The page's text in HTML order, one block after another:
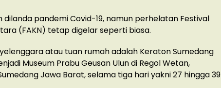
dilanda pandemi Covid-19, namun perhelatan Festival
(FAKN) tetap digelar seperti biasa.
atau tuan rumah adalah Keraton Sumedang
Museum Prabu Geusan Ulun di Regol Wetan,
Jawa Barat, selama tiga hari yakni 27 hingga 39